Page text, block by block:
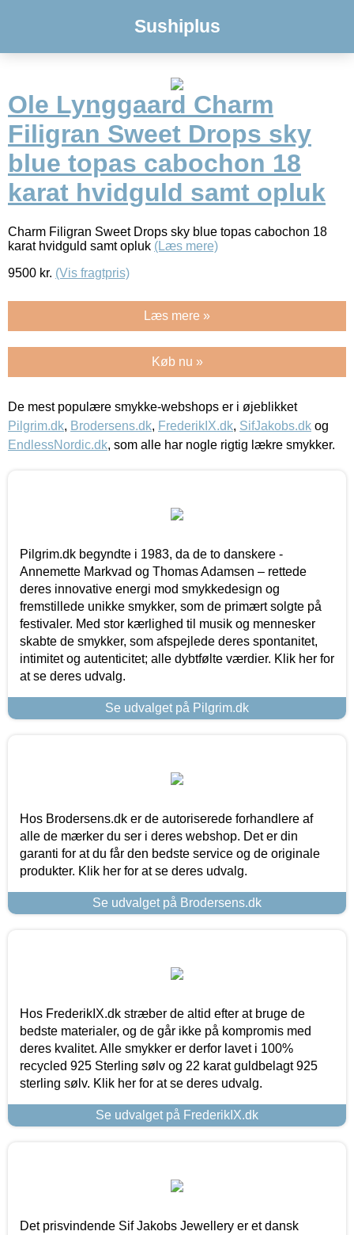
Sushiplus
Ole Lynggaard Charm
Filigran Sweet Drops sky
blue topas cabochon 18
karat hvidguld samt opluk
Charm Filigran Sweet Drops sky blue topas cabochon 18
karat hvidguld samt opluk (Læs mere)
9500 kr. (Vis fragtpris)
Læs mere »
Køb nu »
De mest populære smykke-webshops er i øjeblikket
Pilgrim.dk, Brodersens.dk, FrederikIX.dk, SifJakobs.dk og
EndlessNordic.dk, som alle har nogle rigtig lækre smykker.
Pilgrim.dk begyndte i 1983, da de to danskere -
Annemette Markvad og Thomas Adamsen – rettede
deres innovative energi mod smykkedesign og
fremstillede unikke smykker, som de primært solgte på
festivaler. Med stor kærlighed til musik og mennesker
skabte de smykker, som afspejlede deres spontanitet,
intimitet og autenticitet; alle dybtfølte værdier. Klik her for
at se deres udvalg.
Se udvalget på Pilgrim.dk
Hos Brodersens.dk er de autoriserede forhandlere af
alle de mærker du ser i deres webshop. Det er din
garanti for at du får den bedste service og de originale
produkter. Klik her for at se deres udvalg.
Se udvalget på Brodersens.dk
Hos FrederikIX.dk stræber de altid efter at bruge de
bedste materialer, og de går ikke på kompromis med
deres kvalitet. Alle smykker er derfor lavet i 100%
recycled 925 Sterling sølv og 22 karat guldbelagt 925
sterling sølv. Klik her for at se deres udvalg.
Se udvalget på FrederikIX.dk
Det prisvindende Sif Jakobs Jewellery er et dansk